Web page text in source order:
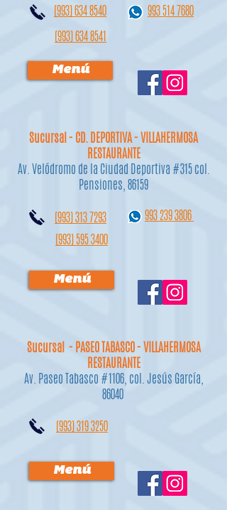
(993) 634 8540
993 514 7680
(993) 634 8541
Menú
Sucursal - CD. DEPORTIVA - VILLAHERMOSA
RESTAURANTE
Av. Velódromo de la Ciudad Deportiva #315 col.
Pensiones, 86159
(993) 313 7293
993 239 3806
(993) 595 3400
Menú
Sucursal - PASEO TABASCO - VILLAHERMOSA
RESTAURANTE
Av. Paseo Tabasco #1106, col. Jesús García,
86040
(993) 319 3250
Menú